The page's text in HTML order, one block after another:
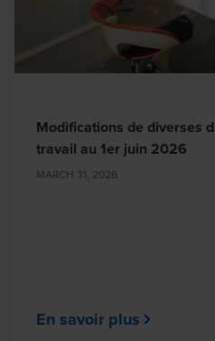
Modifications de diverses
travail au 1er juin 2026
MARCH 31, 2026
En savoir plus